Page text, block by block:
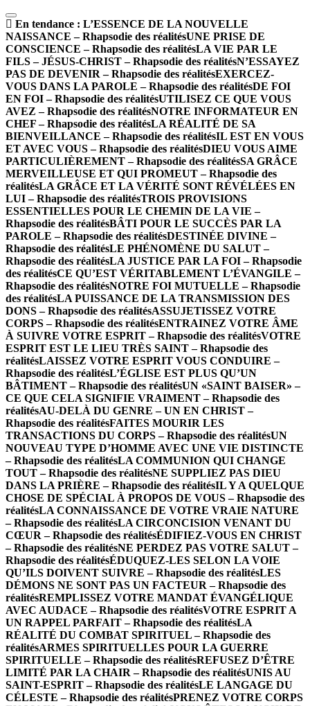
En tendance : L’ESSENCE DE LA NOUVELLE
NAISSANCE – Rhapsodie des réalitésUNE PRISE DE
CONSCIENCE – Rhapsodie des réalitésLA VIE PAR LE
FILS – JÉSUS-CHRIST – Rhapsodie des réalitésN’ESSAYEZ
PAS DE DEVENIR – Rhapsodie des réalitésEXERCEZ-
VOUS DANS LA PAROLE – Rhapsodie des réalitésDE FOI
EN FOI – Rhapsodie des réalitésUTILISEZ CE QUE VOUS
AVEZ – Rhapsodie des réalitésNOTRE INFORMATEUR EN
CHEF – Rhapsodie des réalitésLA RÉALITÉ DE SA
BIENVEILLANCE – Rhapsodie des réalitésIL EST EN VOUS
ET AVEC VOUS – Rhapsodie des réalitésDIEU VOUS AIME
PARTICULIÈREMENT – Rhapsodie des réalitésSA GRÂCE
MERVEILLEUSE ET QUI PROMEUT – Rhapsodie des
réalitésLA GRÂCE ET LA VÉRITÉ SONT RÉVÉLÉES EN
LUI – Rhapsodie des réalitésTROIS PROVISIONS
ESSENTIELLES POUR LE CHEMIN DE LA VIE –
Rhapsodie des réalitésBÂTI POUR LE SUCCÈS PAR LA
PAROLE – Rhapsodie des réalitésDESTINÉE DIVINE –
Rhapsodie des réalitésLE PHÉNOMÈNE DU SALUT –
Rhapsodie des réalitésLA JUSTICE PAR LA FOI – Rhapsodie
des réalitésCE QU’EST VÉRITABLEMENT L’ÉVANGILE –
Rhapsodie des réalitésNOTRE FOI MUTUELLE – Rhapsodie
des réalitésLA PUISSANCE DE LA TRANSMISSION DES
DONS – Rhapsodie des réalitésASSUJETISSEZ VOTRE
CORPS – Rhapsodie des réalitésENTRAINEZ VOTRE ÂME
À SUIVRE VOTRE ESPRIT – Rhapsodie des réalitésVOTRE
ESPRIT EST LE LIEU TRÈS SAINT – Rhapsodie des
réalitésLAISSEZ VOTRE ESPRIT VOUS CONDUIRE –
Rhapsodie des réalitésL’ÉGLISE EST PLUS QU’UN
BÂTIMENT – Rhapsodie des réalitésUN «SAINT BAISER» –
CE QUE CELA SIGNIFIE VRAIMENT – Rhapsodie des
réalitésAU-DELÀ DU GENRE – UN EN CHRIST –
Rhapsodie des réalitésFAITES MOURIR LES
TRANSACTIONS DU CORPS – Rhapsodie des réalitésUN
NOUVEAU TYPE D’HOMME AVEC UNE VIE DISTINCTE
– Rhapsodie des réalitésLA COMMUNION QUI CHANGE
TOUT – Rhapsodie des réalitésNE SUPPLIEZ PAS DIEU
DANS LA PRIÈRE – Rhapsodie des réalitésIL Y A QUELQUE
CHOSE DE SPÉCIAL À PROPOS DE VOUS – Rhapsodie des
réalitésLA CONNAISSANCE DE VOTRE VRAIE NATURE
– Rhapsodie des réalitésLA CIRCONCISION VENANT DU
CŒUR – Rhapsodie des réalitésÉDIFIEZ-VOUS EN CHRIST
– Rhapsodie des réalitésNE PERDEZ PAS VOTRE SALUT –
Rhapsodie des réalitésÉDUQUEZ-LES SELON LA VOIE
QU’ILS DOIVENT SUIVRE – Rhapsodie des réalitésLES
DÉMONS NE SONT PAS UN FACTEUR – Rhapsodie des
réalitésREMPLISSEZ VOTRE MANDAT ÉVANGÉLIQUE
AVEC AUDACE – Rhapsodie des réalitésVOTRE ESPRIT A
UN RAPPEL PARFAIT – Rhapsodie des réalitésLA
RÉALITÉ DU COMBAT SPIRITUEL – Rhapsodie des
réalitésARMES SPIRITUELLES POUR LA GUERRE
SPIRITUELLE – Rhapsodie des réalitésREFUSEZ D’ÊTRE
LIMITÉ PAR LA CHAIR – Rhapsodie des réalitésUNIS AU
SAINT-ESPRIT – Rhapsodie des réalitésLE LANGAGE DU
CÉLESTE – Rhapsodie des réalitésPRENEZ VOTRE CORPS